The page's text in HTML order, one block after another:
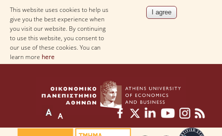
This website uses cookies to help us
give you the best experience when
you visit our website. By continuing
to use this website, you consent to
our use of these cookies. You can
learn more here